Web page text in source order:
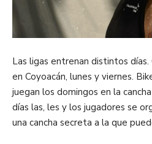
Las ligas entrenan distintos días.
en Coyoacán, lunes y viernes.
juegan los domingos en la
días las, les y los jugadores se
una cancha secreta a la que